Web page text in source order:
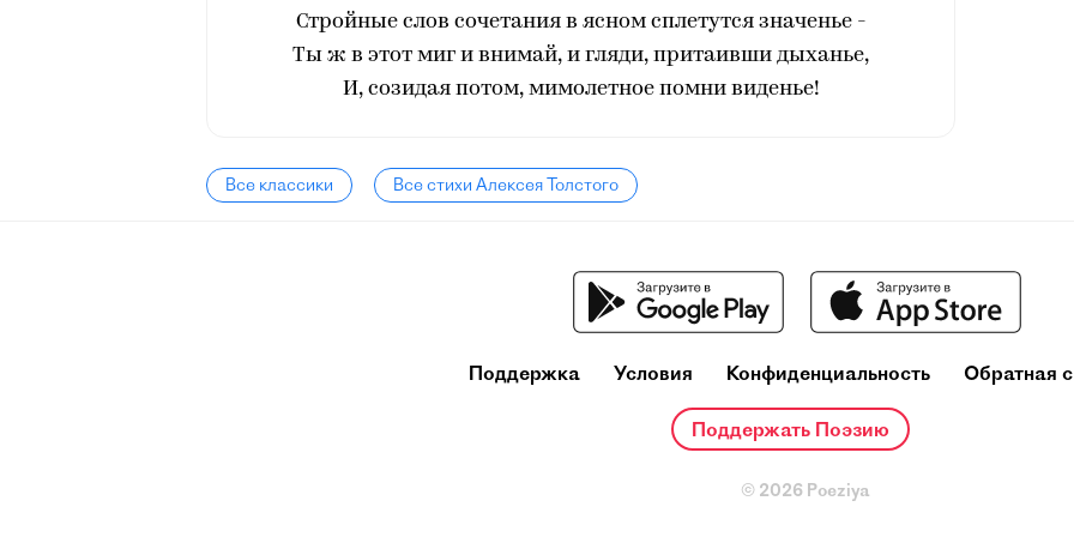
Стройные слов сочетания в ясном сплетутся значенье -
Ты ж в этот миг и внимай, и гляди, притаивши дыханье,
И, созидая потом, мимолетное помни виденье!
Все классики Все стихи Алексея Толстого
Поддержка Условия Конфиденциальность Обратная
Поддержать Поэзию
© 2026 Poeziya